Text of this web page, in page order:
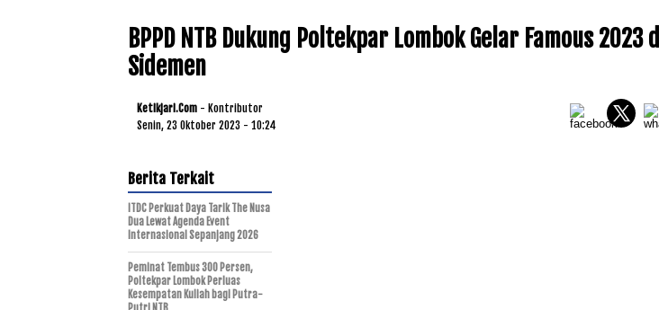
BPPD NTB Dukung Poltekpar Lombok Gelar Famous 2023
Sidemen
Ketikjari.com - Kontributor
Senin, 23 Oktober 2023 - 10:24
Berita Terkait
ITDC Perkuat Daya Tarik The Nusa
Dua Lewat Agenda Event
Internasional Sepanjang 2026
Peminat Tembus 300 Persen,
Poltekpar Lombok Perluas
Kesempatan Kuliah bagi Putra-